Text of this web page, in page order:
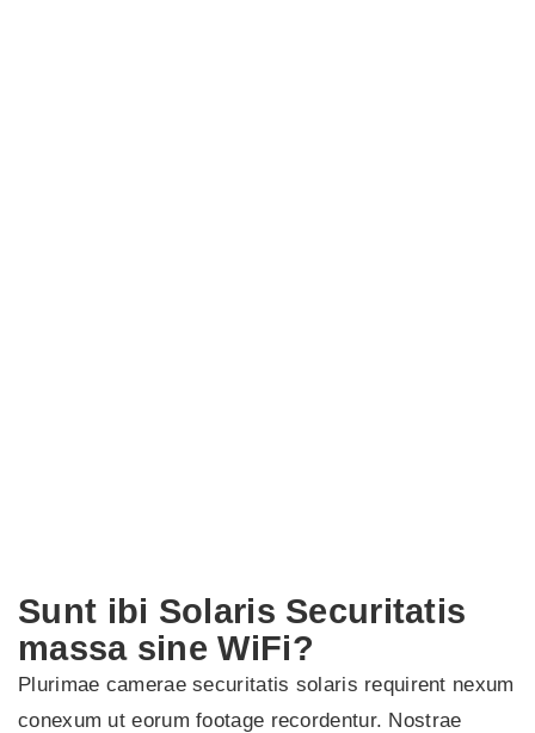
Sunt ibi Solaris Securitatis
massa sine WiFi?
Plurimae camerae securitatis solaris requirent nexum
conexum ut eorum footage recordentur. Nostrae